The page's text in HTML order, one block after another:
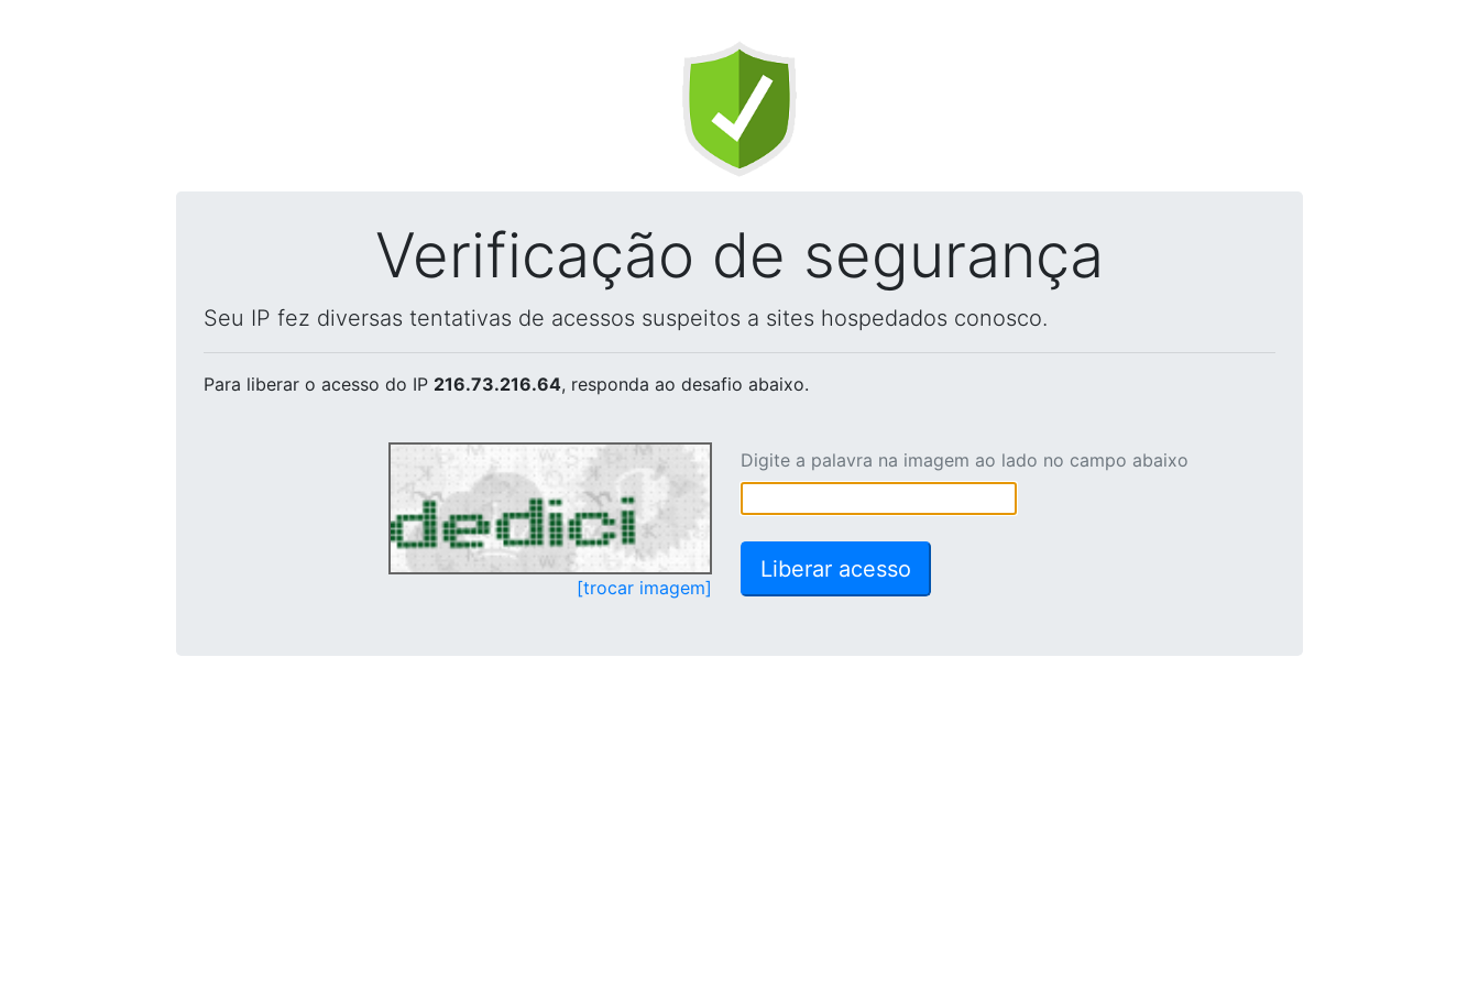
Verificação de segurança
Seu IP fez diversas tentativas de acessos suspeitos a sites hospedados conosco.
Para liberar o acesso do IP 216.73.216.64, responda ao desafio abaixo.
[trocar imagem]
Digite a palavra na imagem ao lado no campo abaixo